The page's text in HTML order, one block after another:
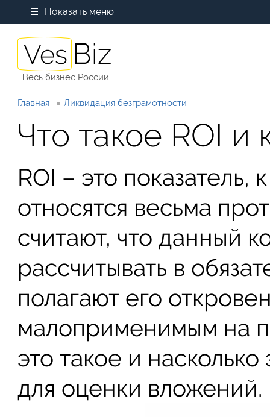
Показать меню
Весь бизнес России
Главная Ликвидация безграмотности
Что такое ROI и
ROI – это
относятся весьма
считают, что данный
рассчитывать в
полагают его
малоприменимым на
это такое и
для оценки вложений.